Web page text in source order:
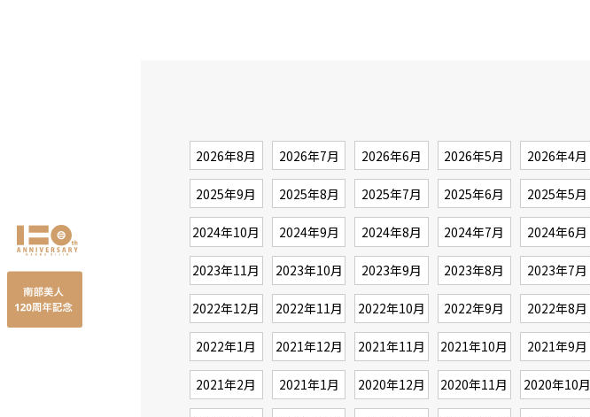
2026年8月 2026年7月 2026年6月 2026年5月 2026年4月
2025年9月 2025年8月 2025年7月 2025年6月 2025年5月
2024年10月 2024年9月 2024年8月 2024年7月 2024年6月
2023年11月 2023年10月 2023年9月 2023年8月 2023年7月
2022年12月 2022年11月 2022年10月 2022年9月 2022年8月
2022年1月 2021年12月 2021年11月 2021年10月 2021年9月
2021年2月 2021年1月 2020年12月 2020年11月 2020年10月